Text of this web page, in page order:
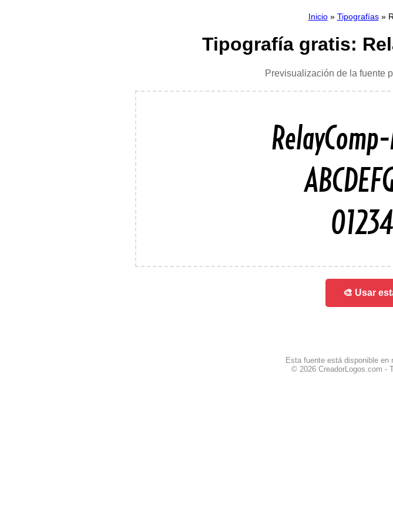
Inicio» Tipografías»
Tipografía gratis:
Previsualización de la fuente
🎨 Usar
Esta fuente está disponible en
© 2026 CreadorLogos.com -